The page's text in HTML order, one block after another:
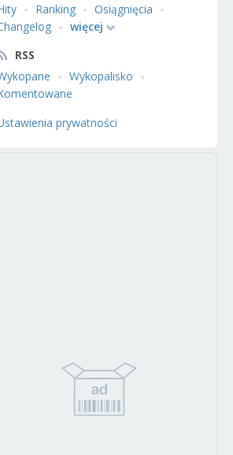
Ranking
Osiągnięcia
więcej
RSS
Wykopalisko
prywatności